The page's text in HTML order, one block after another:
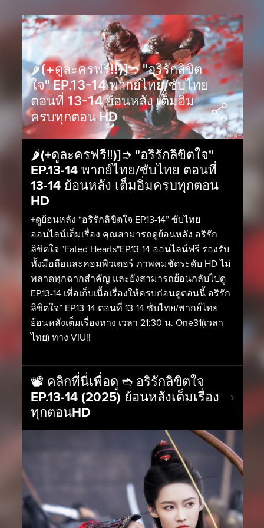
🌶️(+ดูละครฟรี‼️)]➮ "อริรักลิขิต
ใจ" EP.13-14 พากย์ไทย/ซับไทย
ตอนที่ 13-14 ย้อนหลัง เต็มอิ่ม
ครบทุกตอน HD
🌶️(+ดูละครฟรี‼️)]➮ "อริรักลิขิตใจ"
EP.13-14 พากย์ไทย/ซับไทย ตอนที่
13-14 ย้อนหลัง เต็มอิ่มครบทุกตอน
HD
+ดูย้อนหลัง “อริรักลิขิตใจ EP.13-14” ซับไทย
ออนไลน์เต็มเรื่อง คุณสามารถดูย้อนหลัง อริรัก
ลิขิตใจ "Fated Hearts"EP.13-14 ออนไลน์ฟรี รองรับ
ทั้งมือถือและคอมพิวเตอร์ ภาพคมชัดระดับ HD ไม่
พลาดทุกฉากสำคัญ และยังสามารถย้อนกลับไปดู
EP.13-14 เพื่อเก็บเนื้อเรื่องให้ครบก่อนดูตอนนี้ อริรัก
ลิขิตใจ” EP.13-14 ตอนที่ 13-14 ซับไทย/พากย์ไทย
ย้อนหลังเต็มเรื่องทาง เวลา 21:30 น. One31(เวลา
ไทย) ทาง VIU!!
📽️ คลิกที่นี่เพื่อดู ➬ อริรักลิขิตใจ
EP.13-14 (2025) ย้อนหลังเต็มเรื่อง
ทุกตอนHD